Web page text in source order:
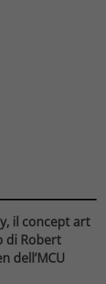
il concept art
di Robert
dell’MCU